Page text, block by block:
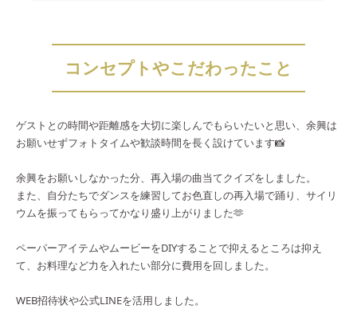
コンセプトやこだわったこと
ゲストとの時間や距離感を大切に楽しんでもらいたいと思い、余興は
お願いせずフォトタイムや歓談時間を長く設けています📸
余興をお願いしなかった分、再入場の曲当てクイズをしました。
また、自分たちでダンスを練習してお色直しの再入場で踊り、サイリ
ウムを振ってもらってかなり盛り上がりました🫶
ペーパーアイテムやムービーをDIYすることで抑えるところは抑え
て、お料理など力を入れたい部分に費用を回しました。
WEB招待状や公式LINEを活用しました。